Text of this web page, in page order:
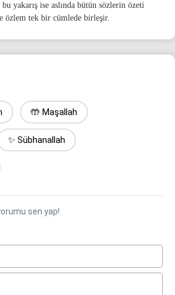
yakarış ise aslında bütün sözlerin özeti
özlem tek bir cümlede birleşir.
🤲 Maşallah
✨ Sübhanallah
sen yap!